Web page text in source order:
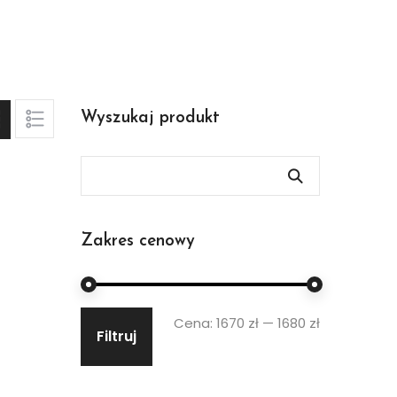
Wyszukaj produkt
Zakres cenowy
Filtruj
Cena: 1670 zł — 1680 zł